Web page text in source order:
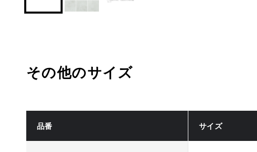
その他のサイズ
品番 サイズ